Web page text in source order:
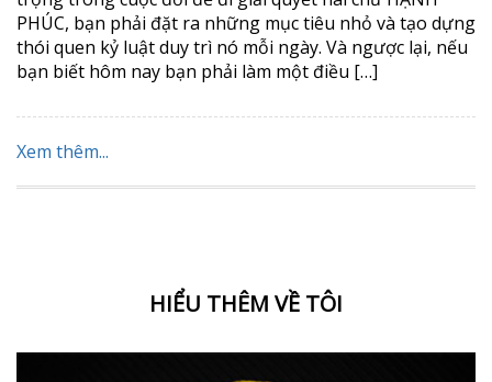
PHÚC, bạn phải đặt ra những mục tiêu nhỏ và tạo dựng
thói quen kỷ luật duy trì nó mỗi ngày. Và ngược lại, nếu
bạn biết hôm nay bạn phải làm một điều […]
Xem thêm...
HIỂU THÊM VỀ TÔI